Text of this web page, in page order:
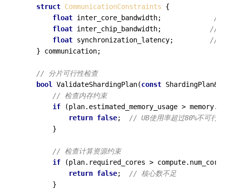
struct CommunicationConstraints {
float inter_core_bandwidth; //
float inter_chip_bandwidth; //
float synchronization_latency; //
    } communication;
// 分片可行性检查
bool
ValidateShardingPlan(const ShardingPlan&
// 检查内存约束
if (plan.estimated_memory_usage >
return false; // UB使用率超过80%不可行
        }
// 检查计算资源约束
if (plan.required_cores >
return false; // 核心数不足
        }